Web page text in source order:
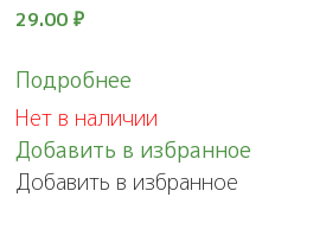
29.00 ₽
Подробнее
Нет в наличии
Добавить в избранное
Добавить в избранное